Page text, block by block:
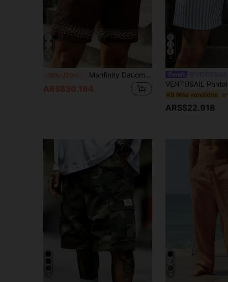
-10% Manfinity Dauomo Pantalones cortos casuales de bolsillo bohemios para hombres, adecuados para vacaciones y playa
ARS$30.184
4
#9 Más vendidos
ARS$22.918